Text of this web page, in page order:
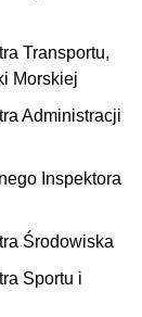
Transportu,
Morskiej
Administracji
Inspektora
Środowiska
Sportu i